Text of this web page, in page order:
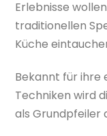
Erlebnisse
traditionellen
Küche
Bekannt für ihre
Techniken wird
als Grundpfeiler